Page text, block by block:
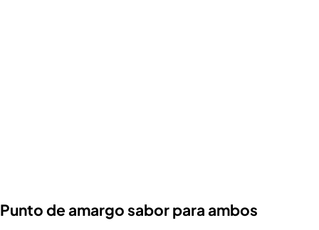
Punto de amargo sabor para ambos